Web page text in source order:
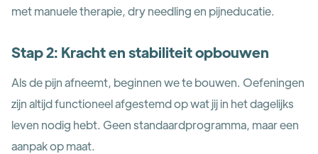
met manuele therapie, dry needling en pijneducatie.
Stap 2: Kracht en stabiliteit opbouwen
Als de pijn afneemt, beginnen we te bouwen. Oefeningen
zijn altijd functioneel afgestemd op wat jij in het dagelijks
leven nodig hebt. Geen standaardprogramma, maar een
aanpak op maat.